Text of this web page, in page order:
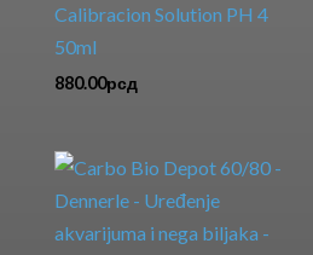
Calibracion Solution PH 4
50ml
880.00рсд